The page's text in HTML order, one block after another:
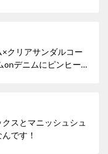
クリアサンダルコー
onデニムにピンヒー
スとマニッシュシュ
です！